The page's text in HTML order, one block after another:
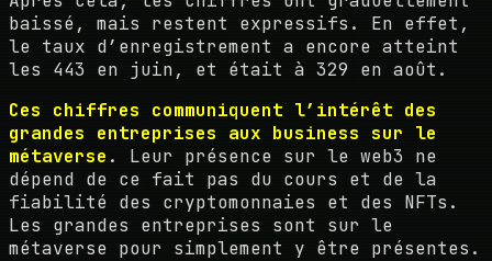
baissé, mais restent expressifs. En effet,
le taux d’enregistrement a encore atteint
les 443 en juin, et était à 329 en août.
Ces chiffres communiquent l’intérêt des
grandes entreprises aux business sur le
métaverse . Leur présence sur le web3 ne
dépend de ce fait pas du cours et de la
fiabilité des cryptomonnaies et des NFTs.
Les grandes entreprises sont sur le
métaverse pour simplement y être présentes.